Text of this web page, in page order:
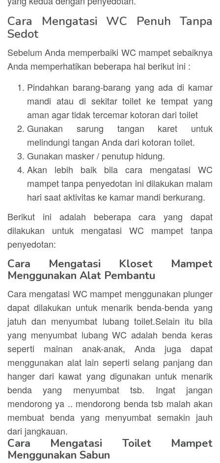
Cara Mengatasi WC Penuh Tanpa
Sedot
Sebelum Anda memperbaiki WC mampet sebaiknya
Anda memperhatikan beberapa hal berikut ini :
Pindahkan barang-barang yang ada di kamar
mandi atau di sekitar toilet ke tempat yang
aman agar tidak tercemar kotoran dari toilet
Gunakan sarung tangan karet untuk
melindungi tangan Anda dari kotoran toilet.
Gunakan masker / penutup hidung.
Akan lebih baik bila cara mengatasi WC
mampet tanpa penyedotan ini dilakukan malam
hari saat aktivitas ke kamar mandi berkurang.
Berikut ini adalah beberapa cara yang dapat
dilakukan untuk mengatasi WC mampet tanpa
penyedotan:
Cara Mengatasi Kloset Mampet
Menggunakan Alat Pembantu
Cara mengatasi WC mampet menggunakan plunger
dapat dilakukan untuk menarik benda-benda yang
jatuh dan menyumbat lubang toilet.Selain itu bila
yang menyumbat lubang WC adalah benda keras
seperti mainan anak-anak, Anda juga dapat
menggunakan alat lain seperti selang panjang dan
hanger dari kawat yang digunakan untuk menarik
benda yang menyumbat tsb. Ingat jangan
mendorong ya .. mendorong benda tsb malah akan
membuat benda yang menyumbat semakin jauh
dari jangkauan.
Cara Mengatasi Toilet Mampet
Menggunakan Sabun